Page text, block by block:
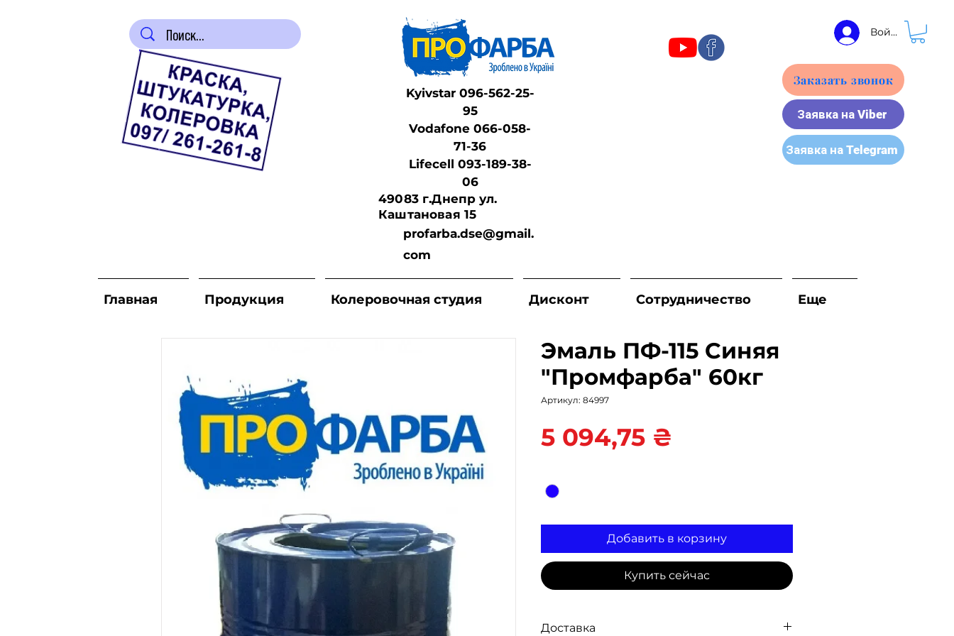
Заявка на Telegram
Заявка на Viber
Заказать звонок
Kyivstar 096-562-25-
95
Vodafone 066-058-
71-36
Lifeсell 093-189-38-
06
49083 г.Днепр ул.
Каштановая 15
profarba.dse@gmail.
com
Главная Продукция Колеровочная студия Дисконт Сотрудничество Еще
Войти
Эмаль ПФ-115 Синяя
"Промфарба" 60кг
Артикул: 84997
5 094,75 ₴
Добавить в корзину
Купить сейчас
Доставка